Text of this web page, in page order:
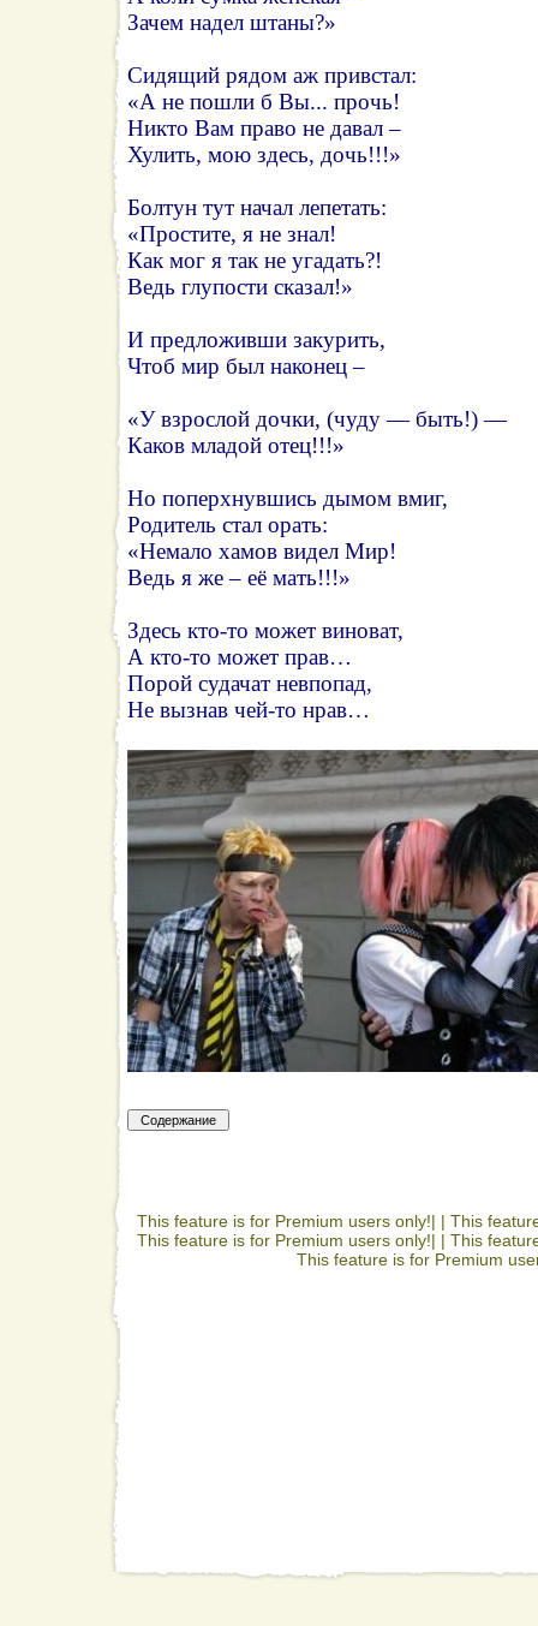
Зачем надел штаны?»
Сидящий рядом аж привстал:
«А не пошли б Вы... прочь!
Никто Вам право не давал –
Хулить, мою здесь, дочь!!!»
Болтун тут начал лепетать:
«Простите, я не знал!
Как мог я так не угадать?!
Ведь глупости сказал!»
И предложивши закурить,
Чтоб мир был наконец –
«У взрослой дочки, (чуду — быть!) —
Каков младой отец!!!»
Но поперхнувшись дымом вмиг,
Родитель стал орать:
«Немало хамов видел Мир!
Ведь я же – её мать!!!»
Здесь кто-то может виноват,
А кто-то может прав…
Порой судачат невпопад,
Не вызнав чей-то нрав…
This feature is for Premium users only!| | This
This feature is for Premium users only!| | This
This feature is for Premium